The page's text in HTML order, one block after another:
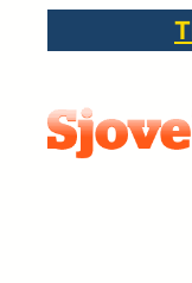
indhold